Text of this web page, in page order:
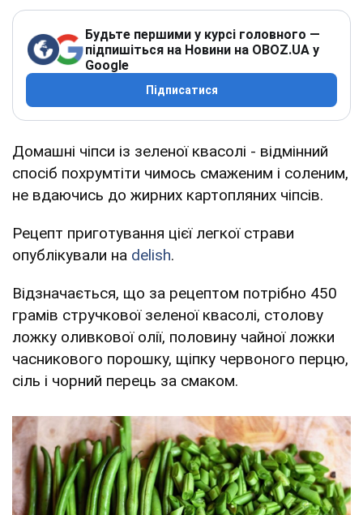
Будьте першими у курсі головного —
підпишіться на Новини на OBOZ.UA у
Google
Підписатися
Домашні чіпси із зеленої квасолі - відмінний
спосіб похрумтіти чимось смаженим і соленим,
не вдаючись до жирних картопляних чіпсів.
Рецепт приготування цієї легкої страви
опублікували на delish.
Відзначається, що за рецептом потрібно 450
грамів стручкової зеленої квасолі, столову
ложку оливкової олії, половину чайної ложки
часникового порошку, щіпку червоного перцю,
сіль і чорний перець за смаком.